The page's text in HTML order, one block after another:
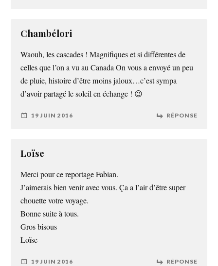
Chambélori
Waouh, les cascades ! Magnifiques et si différentes de
celles que l’on a vu au Canada On vous a envoyé un peu
de pluie, histoire d’être moins jaloux…c’est sympa
d’avoir partagé le soleil en échange ! 😉
19 JUIN 2016 RÉPONSE
Loïse
Merci pour ce reportage Fabian.
J’aimerais bien venir avec vous. Ça a l’air d’être super
chouette votre voyage.
Bonne suite à tous.
Gros bisous
Loïse
19 JUIN 2016 RÉPONSE